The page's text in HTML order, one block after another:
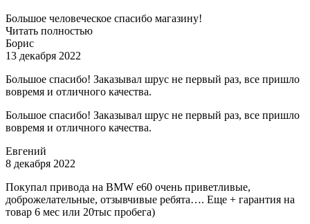
Большое человеческое спасибо магазину!
Читать полностью
Борис
13 декабря 2022
Большое спасибо! Заказывал шрус не первый раз, все пришло
вовремя и отличного качества.
Большое спасибо! Заказывал шрус не первый раз, все пришло
вовремя и отличного качества.
Евгений
8 декабря 2022
Покупал привода на BMW e60 очень приветливые,
доброжелательные, отзывчивые ребята…. Еще + гарантия на
товар 6 мес или 20тыс пробега)